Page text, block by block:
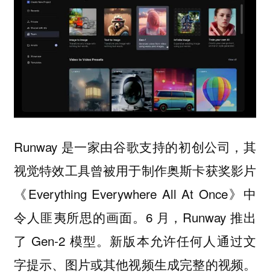
Runway 是一家由谷歌支持的初创公司，其
视觉特效工具曾被用于制作奥斯卡获奖影片
《Everything Everywhere All At Once》中
令人匪夷所思的画面。6 月，Runway 推出
了 Gen-2 模型。新版本允许任何人通过文
字提示、图片或其他视频生成完整的视频。